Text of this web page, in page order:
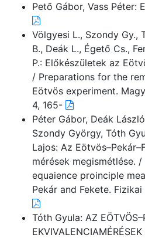
Pető Gábor, Vass Péter:
Völgyesi L., Szondy Gy.,
B., Deák L., Égető Cs.,
P.: Előkészületek az
/ Preparations for the
Eötvös experiment.
4, 165-
Péter Gábor, Deák
Szondy György, Tóth
Lajos: Az
mérések megismétlése.
equaience proinciple
Pekár and Fekete. Fizikai
Tóth Gyula: AZ